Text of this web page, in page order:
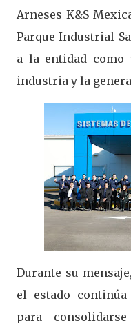
Arneses K&S
Parque Industrial
a la entidad como
industria y la
Durante su
el estado
para